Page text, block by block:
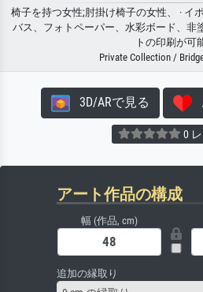
椅子を持つ女性;肘掛け椅子の女性、 · イ
バス、フォトペーパー、水彩ボード、非
トの印刷が可
Private Collection /
3D/ARで見る
0
アート作品の構成
幅 (作品, cm)
追加の縁取り